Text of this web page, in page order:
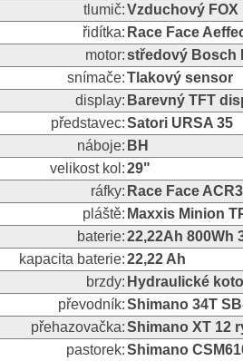
tlumič:Vzduchový FOX
řidítka: Race Face
motor:středový Bosch
snímače:Tlakový sensor
display: Barevný TFT
představec:Satori URSA 35
náboje: BH
velikost kol:29"
ráfky: Race Face
pláště: Maxxis Minion
baterie:22,22Ah 800Wh
kapacita baterie:22,22 Ah
brzdy: Hydraulické
převodník:Shimano 34T
přehazovačka:Shimano XT 12
pastorek:Shimano